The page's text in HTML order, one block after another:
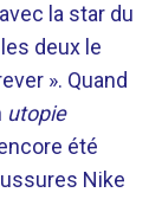
la star du
deux le
». Quand
utopie
été
Nike